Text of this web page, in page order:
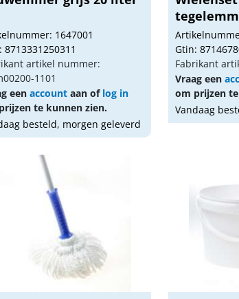
1647001
8713331250311
artikel nummer:
1101
eenaccount aan of log in
te kunnen zien.
besteld, morgen geleverd
4...
Gtin:
Fabrikant
Vraag een
om prijzen
Vandaag